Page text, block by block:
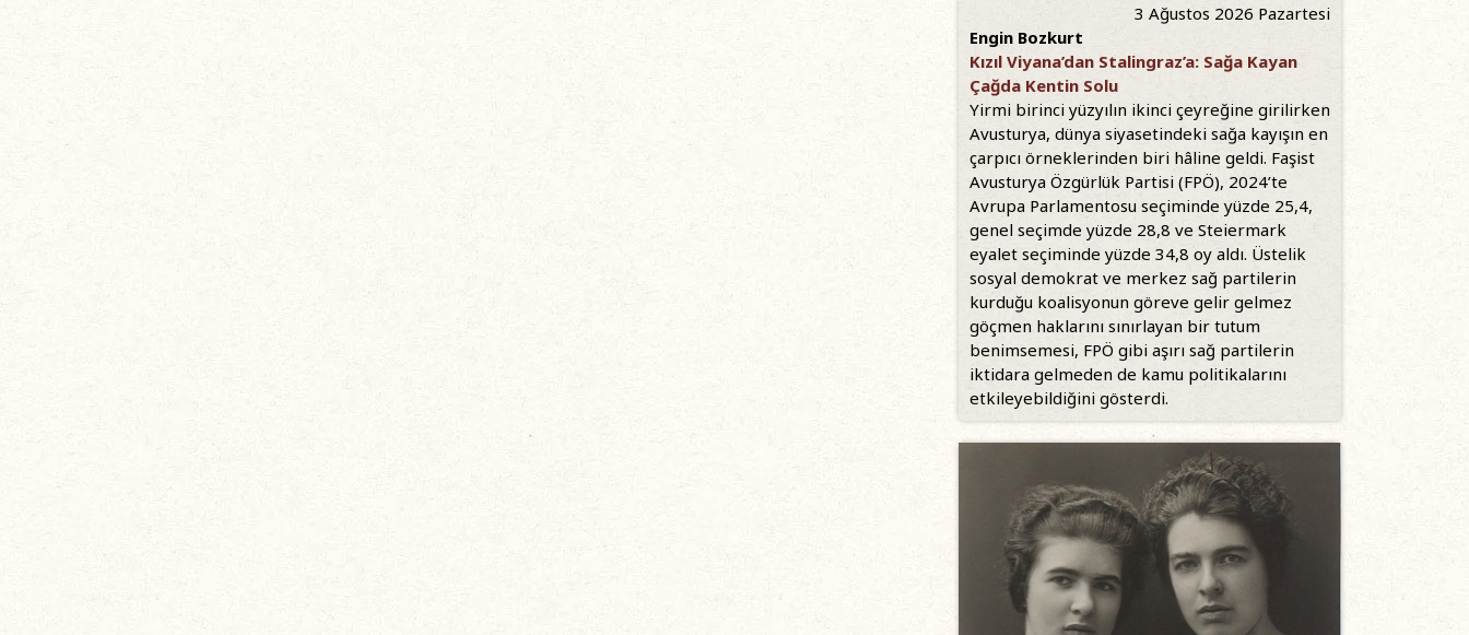
3 Ağustos 2026 Pazartesi
Engin Bozkurt
Kızıl Viyana’dan Stalingraz’a: Sağa Kayan
Çağda Kentin Solu
Yirmi birinci yüzyılın ikinci çeyreğine girilirken
Avusturya, dünya siyasetindeki sağa kayışın en
çarpıcı örneklerinden biri hâline geldi. Faşist
Avusturya Özgürlük Partisi (FPÖ), 2024’te
Avrupa Parlamentosu seçiminde yüzde 25,4,
genel seçimde yüzde 28,8 ve Steiermark
eyalet seçiminde yüzde 34,8 oy aldı. Üstelik
sosyal demokrat ve merkez sağ partilerin
kurduğu koalisyonun göreve gelir gelmez
göçmen haklarını sınırlayan bir tutum
benimsemesi, FPÖ gibi aşırı sağ partilerin
iktidara gelmeden de kamu politikalarını
etkileyebildiğini gösterdi.